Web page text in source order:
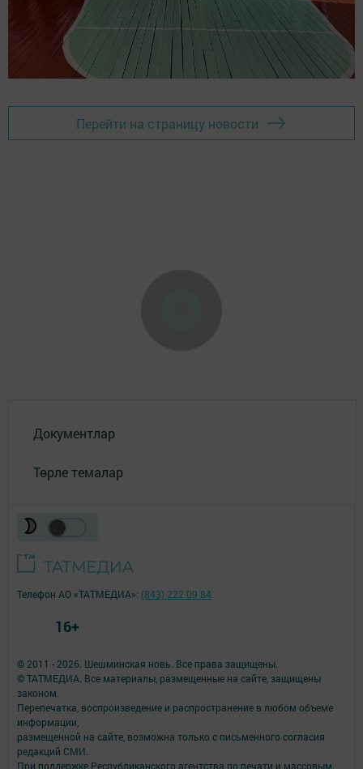
Перейти на страницу новости
Документлар
Төрле темалар
© 2011 - 2026. Шешминская новь. Все права защищены.
© ТАТМЕДИА. Все материалы, размещенные на сайте, защищены
законом.
Перепечатка, воспроизведение и распространение в любом объеме
информации,
размещенной на сайте, возможна только с письменного согласия
редакций СМИ.
При поддержке Республиканского агентства по печати и массовым
Телефон АО «ТАТМЕДИА»: (843) 222 09 84
16+